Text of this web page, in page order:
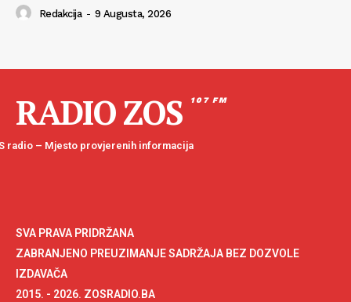
Redakcija - 9 Augusta, 2026
RADIO ZOS 107 FM
radio – Mjesto provjerenih informacija
SVA PRAVA PRIDRŽANA
ZABRANJENO PREUZIMANJE SADRŽAJA BEZ DOZVOLE
IZDAVAČA
2015. - 2026. ZOSRADIO.BA